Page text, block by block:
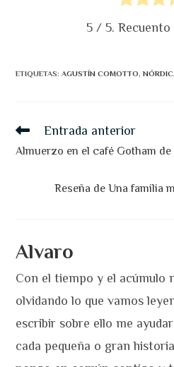
5/ 5. Recuento
ETIQUETAS:AGUSTÍN COMOTTO,
Leer
más
artículos
Entrada anterior
Almuerzo en el café Gotham de
Reseña de Una familia
Alvaro
Con el tiempo y el acúmulo
olvidando lo que vamos
escribir sobre ello me
cada pequeña o gran